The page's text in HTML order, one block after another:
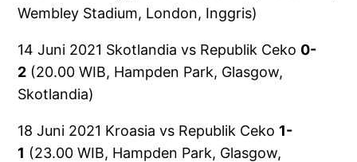
Wembley Stadium, London, Inggris)
14 Juni 2021 Skotlandia vs Republik Ceko 0-
2 (20.00 WIB, Hampden Park, Glasgow,
Skotlandia)
18 Juni 2021 Kroasia vs Republik Ceko 1-
1 (23.00 WIB, Hampden Park, Glasgow,